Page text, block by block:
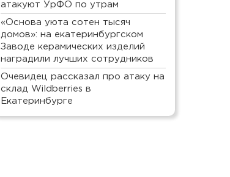
атакуют УрФО по утрам
«Основа уюта сотен тысяч
домов»: на екатеринбургском
Заводе керамических изделий
наградили лучших сотрудников
Очевидец рассказал про атаку на
склад Wildberries в
Екатеринбурге